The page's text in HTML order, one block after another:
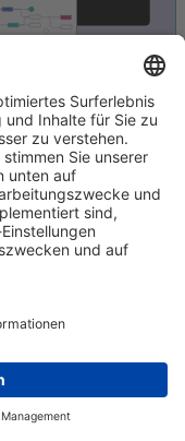
Ausreißer –
Kein
Business-Logik